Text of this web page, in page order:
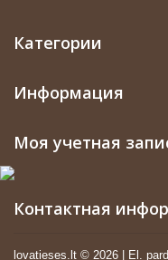
Категории
Информация
lovatieses.lt © 2026 El.
Моя учетная
Контактная